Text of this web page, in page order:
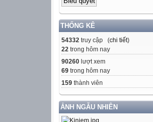
THỐNG KÊ
54332 truy cập (chi tiết)
22 trong hôm nay
90260 lượt xem
69 trong hôm nay
159 thành viên
ẢNH NGẪU NHIÊN